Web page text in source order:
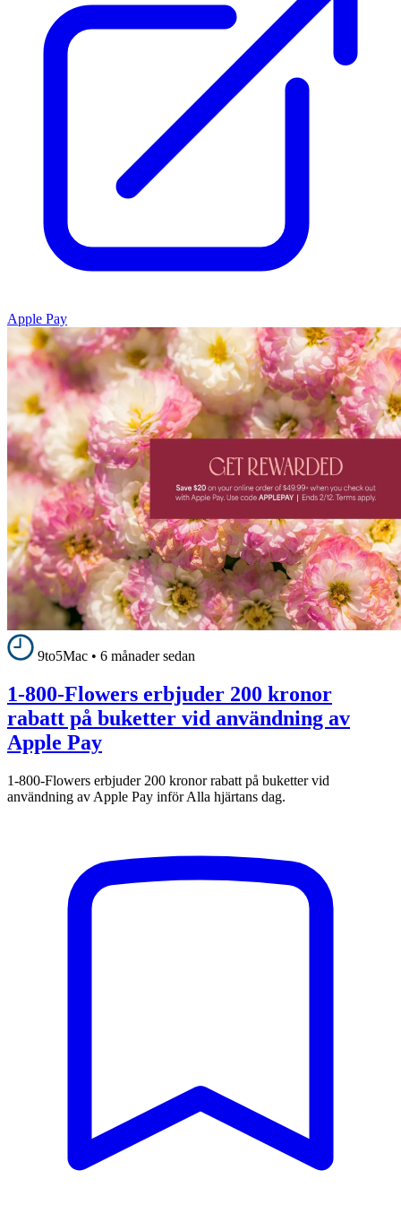
Apple Pay
9to5Mac • 6 månader sedan
1-800-Flowers erbjuder 200 kronor
rabatt på buketter vid användning av
Apple Pay
1-800-Flowers erbjuder 200 kronor rabatt på buketter vid
användning av Apple Pay inför Alla hjärtans dag.